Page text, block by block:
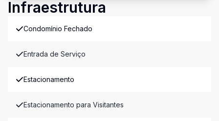
Infraestrutura
Condomínio Fechado
Entrada de Serviço
Estacionamento
Estacionamento para Visitantes